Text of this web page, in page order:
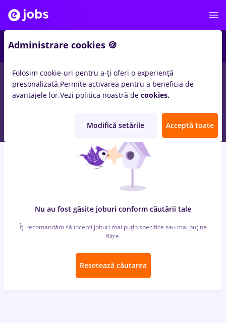
locuri de muncacu salarii sensiblu in Remote (de acasa)
pentruEntry-Level (< 2 ani)inConstructii / Instalatii, IT /
Telecom
Nu au fost găsite joburi conform căutării tale
Îți recomandăm să încerci joburi mai puțin specifice sau mai puține
filtre.
Resetează căutarea
Administrare cookies 🍪
Folosim cookie-uri pentru a-ți oferi o experiență
presonalizată.Permite activarea pentru a beneficia de
avantajele lor.Vezi politica noastră de cookies.
Modifică setările Acceptă toate